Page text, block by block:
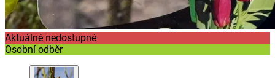
Aktuálně nedostupné
Osobní odběr